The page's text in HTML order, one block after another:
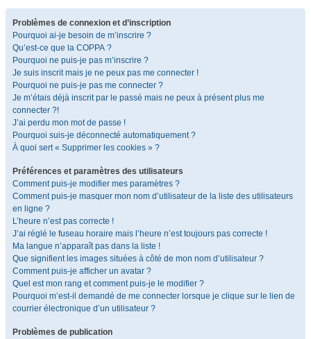
Problèmes de connexion et d’inscription
Pourquoi ai-je besoin de m’inscrire ?
Qu’est-ce que la COPPA ?
Pourquoi ne puis-je pas m’inscrire ?
Je suis inscrit mais je ne peux pas me connecter !
Pourquoi ne puis-je pas me connecter ?
Je m’étais déjà inscrit par le passé mais ne peux à présent plus me
connecter ?!
J’ai perdu mon mot de passe !
Pourquoi suis-je déconnecté automatiquement ?
À quoi sert « Supprimer les cookies » ?
Préférences et paramètres des utilisateurs
Comment puis-je modifier mes paramètres ?
Comment puis-je masquer mon nom d’utilisateur de la liste des utilisateurs
en ligne ?
L’heure n’est pas correcte !
J’ai réglé le fuseau horaire mais l’heure n’est toujours pas correcte !
Ma langue n’apparaît pas dans la liste !
Que signifient les images situées à côté de mon nom d’utilisateur ?
Comment puis-je afficher un avatar ?
Quel est mon rang et comment puis-je le modifier ?
Pourquoi m’est-il demandé de me connecter lorsque je clique sur le lien de
courrier électronique d’un utilisateur ?
Problèmes de publication